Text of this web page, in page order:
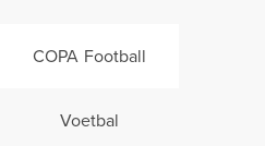
COPA Football
Voetbal